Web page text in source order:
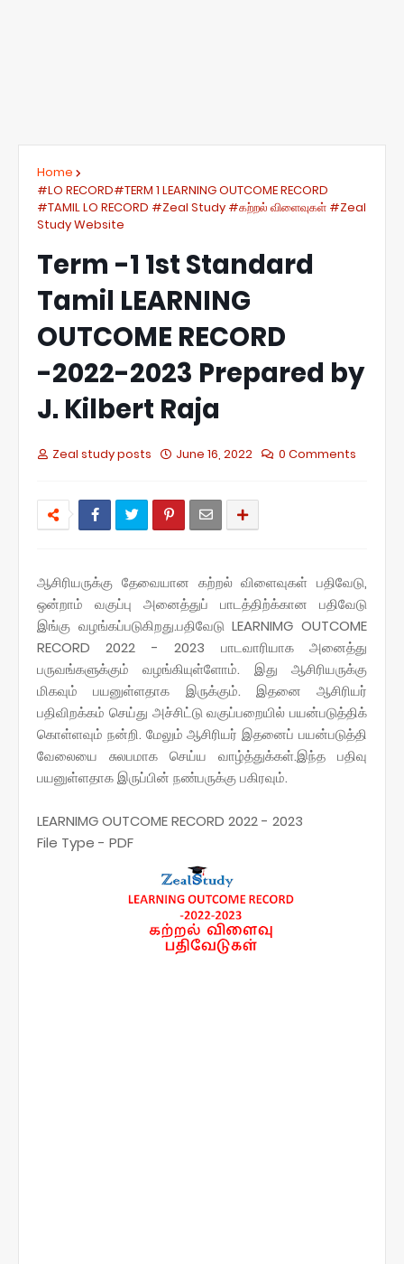
Home
#LO RECORD#TERM 1 LEARNING OUTCOME RECORD
#TAMIL LO RECORD #Zeal Study #கற்றல் விளைவுகள் #Zeal
Study Website
Term -1 1st Standard
Tamil LEARNING
OUTCOME RECORD
-2022-2023 Prepared by
J. Kilbert Raja
Zeal study posts June 16, 2022 0 Comments
ஆசிரியருக்கு தேவையான கற்றல் விளைவுகள் பதிவேடு,
ஒன்றாம் வகுப்பு அனைத்துப் பாடத்திற்க்கான பதிவேடு
இங்கு வழங்கப்படுகிறது.பதிவேடு LEARNIMG OUTCOME
RECORD 2022 - 2023 பாடவாரியாக அனைத்து
பருவங்களுக்கும் வழங்கியுள்ளோம். இது ஆசிரியருக்கு
மிகவும் பயனுள்ளதாக இருக்கும். இதனை ஆசிரியர்
பதிவிறக்கம் செய்து அச்சிட்டு வகுப்பறையில் பயன்படுத்திக்
கொள்ளவும் நன்றி. மேலும் ஆசிரியர் இதனைப் பயன்படுத்தி
வேலையை சுலபமாக செய்ய வாழ்த்துக்கள்.இந்த பதிவு
பயனுள்ளதாக இருப்பின் நண்பருக்கு பகிரவும்.
LEARNIMG OUTCOME RECORD 2022 - 2023
File Type - PDF